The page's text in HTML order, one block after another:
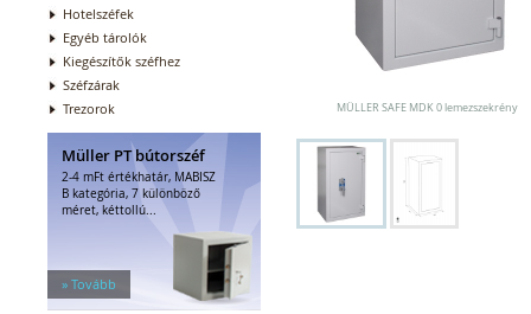
Hotelszéfek
Egyéb tárolók
Kiegészítők széfhez
Széfzárak
Trezorok
Müller PT bútorszéf
2-4 mFt értékhatár, MABISZ
B kategória, 7 különböző
méret, kéttollú...
» Tovább
MÜLLER SAFE MDK 0 lemezszekrény